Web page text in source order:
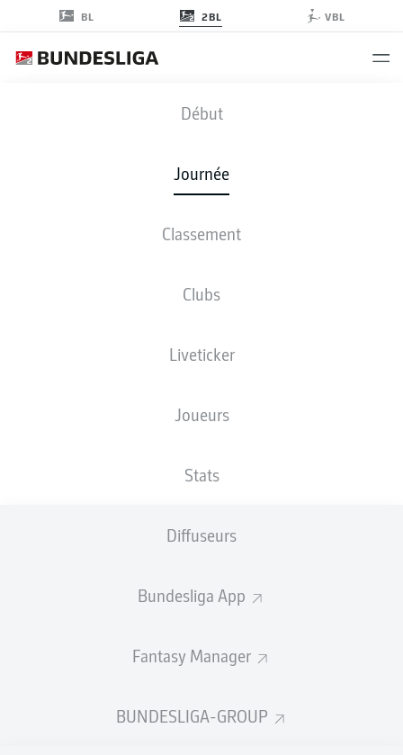
BL 2BL VBL
Début
Journée
Classement
Clubs
Liveticker
Joueurs
Stats
Diffuseurs
Bundesliga App
Fantasy Manager
BUNDESLIGA-GROUP
EBS - FCH
COMPOSITIONS STATISTIQUES
ven., 14.05.2027 - dim., 16.05.2027
Publicité